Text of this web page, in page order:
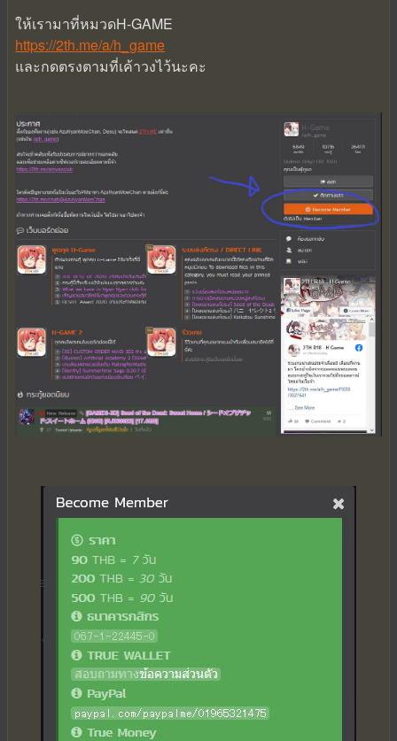
ให้เรามาที่หมวดH-GAME
https://2th.me/a/h_game
และกดตรงตามที่เค้าวงไว้นะคะ